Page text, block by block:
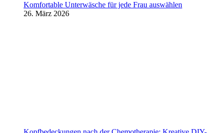
Komfortable Unterwäsche für jede Frau auswählen
26. März 2026